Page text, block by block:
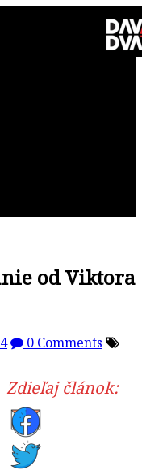
od Viktora
0 Comments
Zdieľaj článok: